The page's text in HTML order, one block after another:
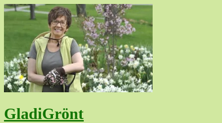
Hoppa
GladiGrönt